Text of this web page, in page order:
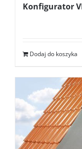
Konfigurator
Dodaj do koszyka